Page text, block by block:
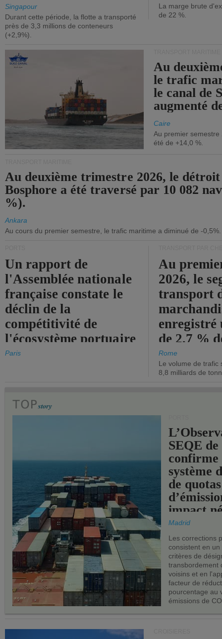
Singapour
Durant cette période, la flotte a transporté
près de 3,3 millions de conteneurs
(+2,9%).
La marge brute
de 22 %.
Au
le trafic
le canal de
augmenté
Caire
Au premier
été de +14,0 %.
Au deuxième trimestre 2026, le
Bosphore a été traversé par 10 082
%).
Ankara
Au cours du premier semestre, le trafic maritime a diminué de -0,5%.
Un rapport de
l'Assemblée nationale
française constate le
déclin de la
compétitivité de
l'écosystème portuaire
de l'État.
Paris
Au
2026, le
transport
enregistré
de 2,7 %
chiffre
Rome
Le volume de trafic
8,8 milliards de
SEQE de
confirme
système
de quotas
impact
les ports
Madrid
Les corrections
consistent en
critères de
transbordement
voisins et en
facteur de
pourcentage au
émissions de